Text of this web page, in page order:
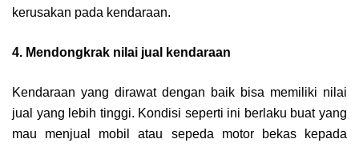
kerusakan pada kendaraan.
4. Mendongkrak nilai jual kendaraan
Kendaraan yang dirawat dengan baik bisa memiliki nilai
jual yang lebih tinggi. Kondisi seperti ini berlaku buat yang
mau menjual mobil atau sepeda motor bekas kepada